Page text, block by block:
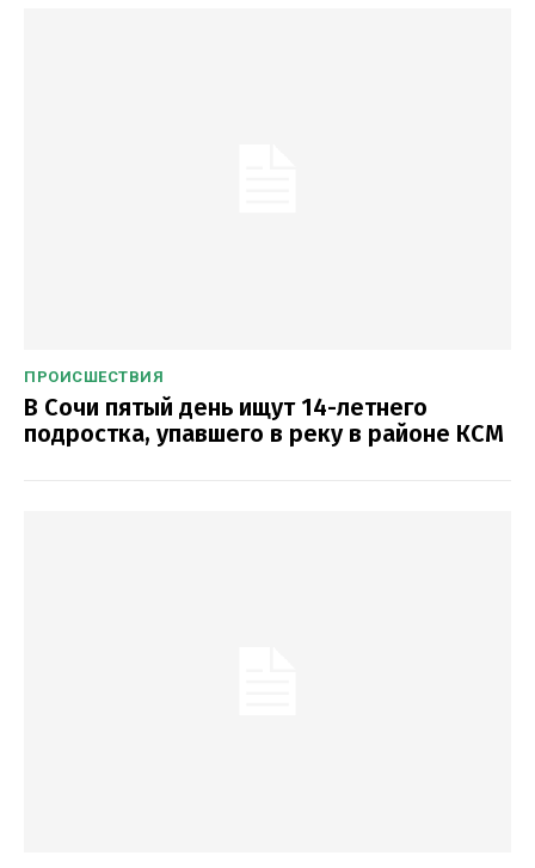
ПРОИСШЕСТВИЯ
В Сочи пятый день ищут 14-летнего
подростка, упавшего в реку в районе КСМ